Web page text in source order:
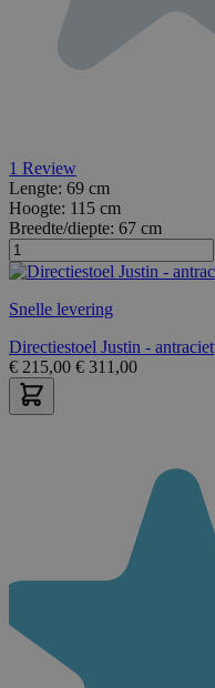
1 Review
Lengte: 69 cm
Hoogte: 115 cm
Breedte/diepte: 67 cm
Snelle levering
Directiestoel Justin - antraciet
€ 215,00 € 311,00